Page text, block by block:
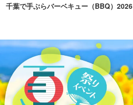
千葉で手ぶらバーベキュー（BBQ）2026